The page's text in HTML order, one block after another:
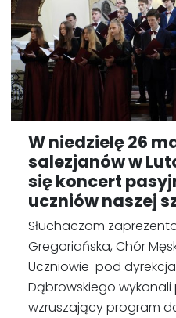
W niedzielę 26
salezjanów w
się koncert
uczniów naszej
Słuchaczom
Gregoriańska, Chór
Uczniowie pod dyrekcja
Dąbrowskiego wykonali
wzruszający program